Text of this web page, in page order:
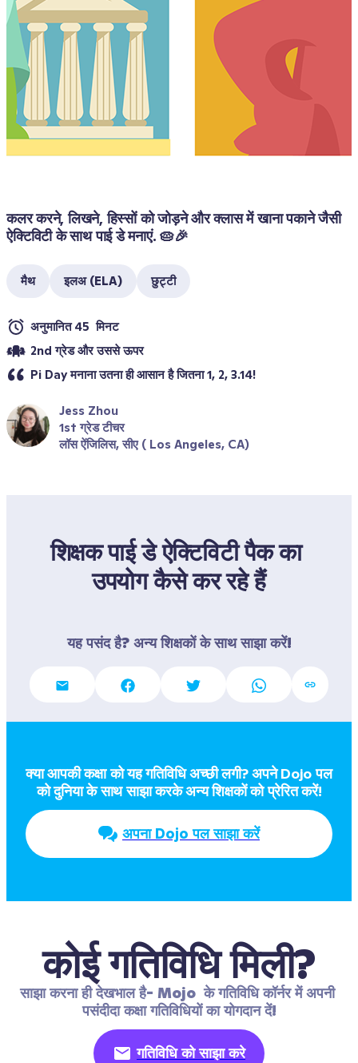
कलर करने, लिखने, हिस्सों को जोड़ने और क्लास में खाना पकाने जैसी
ऐक्टिविटी के साथ पाई डे मनाएं. 🥧🎉
मैथ इलअ (ELA) छुट्टी
अनुमानित 45  मिनट
2nd ग्रेड और उससे ऊपर
Pi Day मनाना उतना ही आसान है जितना 1, 2, 3.14!
Jess Zhou
1st ग्रेड टीचर
लॉस ऐंजिलिस, सीए ( Los Angeles, CA)
शिक्षक पाई डे ऐक्टिविटी पैक का
उपयोग कैसे कर रहे हैं
यह पसंद है? अन्य शिक्षकों के साथ साझा करें!
क्या आपकी कक्षा को यह गतिविधि अच्छी लगी? अपने Dojo पल
को दुनिया के साथ साझा करके अन्य शिक्षकों को प्रेरित करें!
अपना Dojo पल साझा करें
कोई गतिविधि मिली?
साझा करना ही देखभाल है- Mojo  के गतिविधि कॉर्नर में अपनी
पसंदीदा कक्षा गतिविधियों का योगदान दें!
गतिविधि को साझा करे